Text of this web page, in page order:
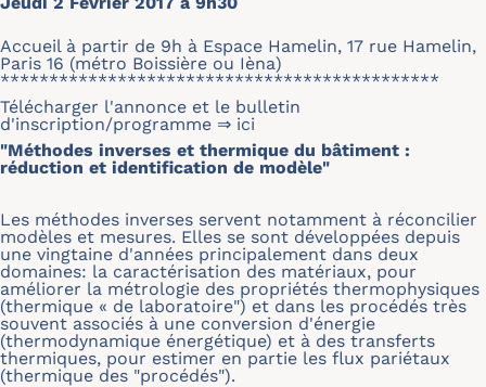
Accueil à partir de 9h à Espace Hamelin, 17 rue Hamelin,
Paris 16 (métro Boissière ou Ièna)
*********************************************
Télécharger l'annonce et le bulletin
d'inscription/programme ⇒ ici
"Méthodes inverses et thermique du bâtiment :
réduction et identification de modèle"
Les méthodes inverses servent notamment à réconcilier
modèles et mesures. Elles se sont développées depuis
une vingtaine d'années principalement dans deux
domaines: la caractérisation des matériaux, pour
améliorer la métrologie des propriétés thermophysiques
(thermique « de laboratoire") et dans les procédés très
souvent associés à une conversion d'énergie
(thermodynamique énergétique) et à des transferts
thermiques, pour estimer en partie les flux pariétaux
(thermique des "procédés").